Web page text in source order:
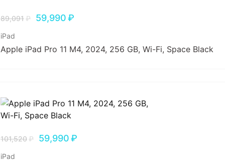
89,091₽ 59,990₽
iPad
Apple iPad Pro 11 M4, 2024, 256 GB, Wi-Fi, Space Black
101,520₽ 59,990₽
iPad